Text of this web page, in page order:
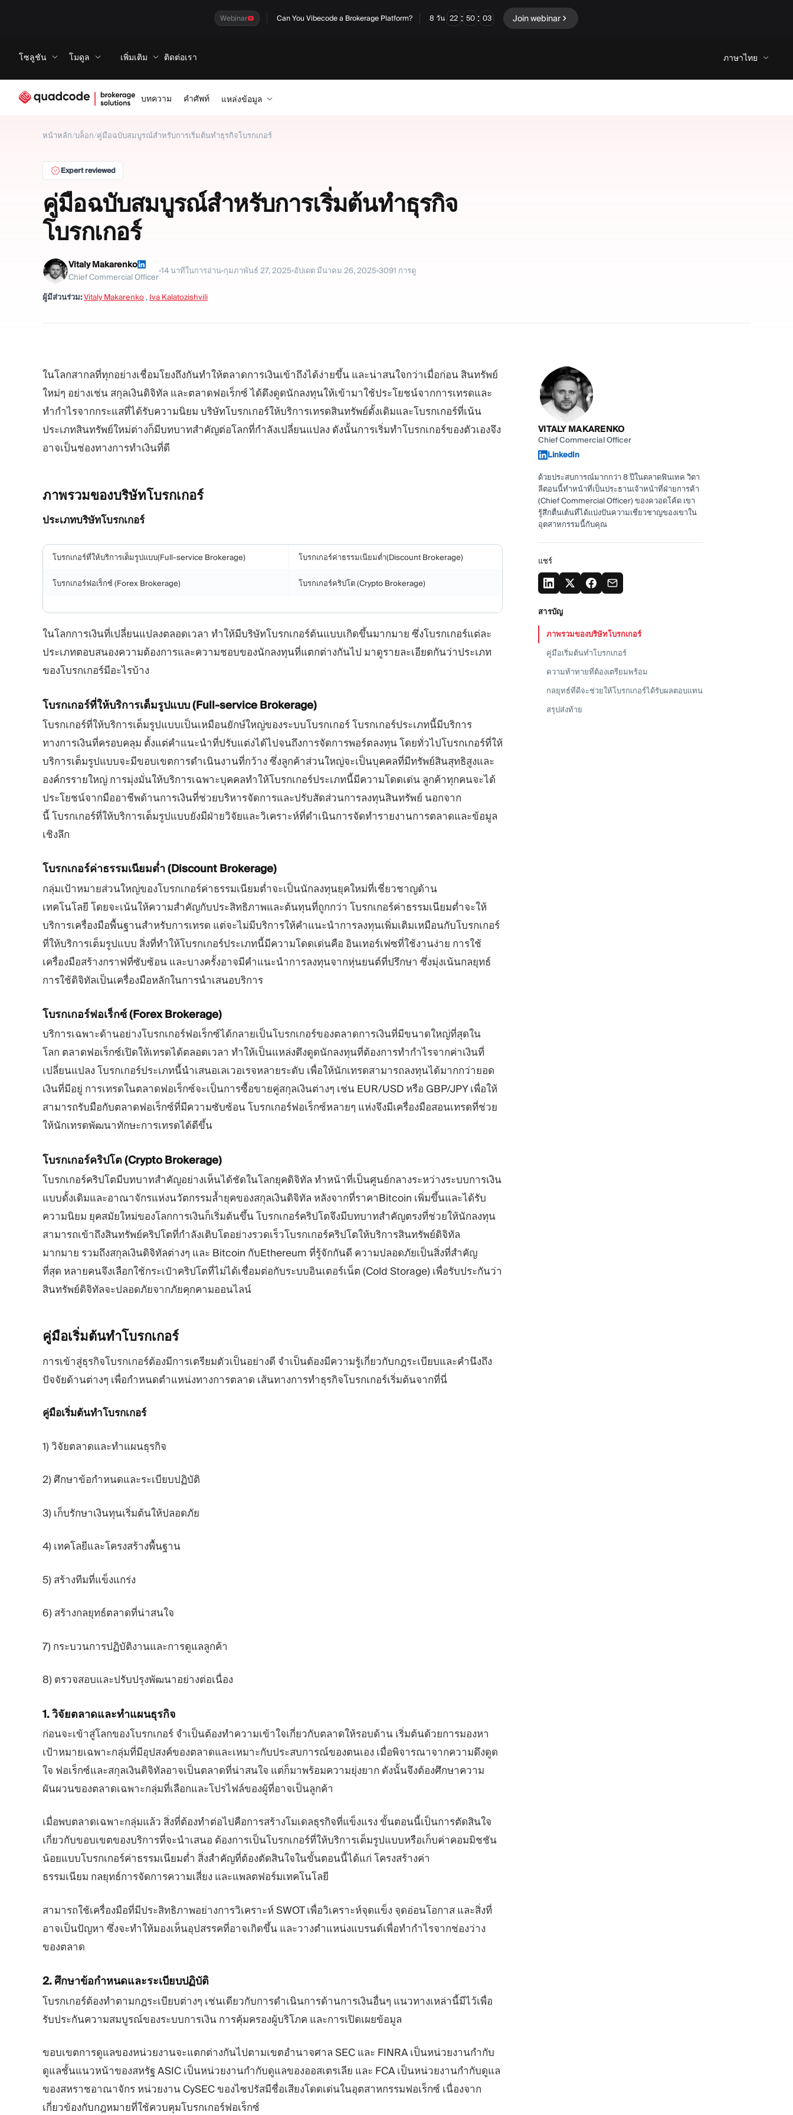
Webinar Can You Vibecode a Brokerage Platform? 8 วัน 22 : 50 : 03 Join webinar
โซลูชัน โมดูล เพิ่มเติม ติดต่อเรา ภาษาไทย
บทความ คำศัพท์ แหล่งข้อมูล
หน้าหลัก/บล็อก/คู่มือฉบับสมบูรณ์สำหรับการเริ่มต้นทำธุรกิจโบรกเกอร์
Expert reviewed
คู่มือฉบับสมบูรณ์สำหรับการเริ่มต้นทำธุรกิจ
โบรกเกอร์
Vitaly Makarenko
Chief Commercial Officer
14นาทีในการอ่าน กุมภาพันธ์ 27, 2025 อัปเดต มีนาคม 26, 2025 3091 การดู
ผู้มีส่วนร่วม:Vitaly Makarenko , Iva Kalatozishvili
ในโลกสากลที่ทุกอย่างเชื่อมโยงถึงกันทำให้ตลาดการเงินเข้าถึงได้ง่ายขึ้น และน่าสนใจกว่าเมื่อก่อน สินทรัพย์
ใหม่ๆ อย่างเช่น สกุลเงินดิจิทัล และตลาดฟอเร็กซ์ ได้ดึงดูดนักลงทุนให้เข้ามาใช้ประโยชน์จากการเทรดและ
ทำกำไรจากกระแสที่ได้รับความนิยม บริษัทโบรกเกอร์ให้บริการเทรดสินทรัพย์ดั้งเดิมและโบรกเกอร์ที่เน้น
ประเภทสินทรัพย์ใหม่ต่างก็มีบทบาทสำคัญต่อโลกที่กำลังเปลี่ยนแปลง ดังนั้นการเริ่มทำโบรกเกอร์ของตัวเองจึง
อาจเป็นช่องทางการทำเงินที่ดี
ภาพรวมของบริษัทโบรกเกอร์
ประเภทบริษัทโบรกเกอร์
โบรกเกอร์ที่ให้บริการเต็มรูปแบบ(Full-service Brokerage) โบรกเกอร์ค่าธรรมเนียมต่ำ(Discount Brokerage)
โบรกเกอร์ฟอเร็กซ์ (Forex Brokerage) โบรกเกอร์คริปโต (Crypto Brokerage)
ในโลกการเงินที่เปลี่ยนแปลงตลอดเวลา ทำให้มีบริษัทโบรกเกอร์ต้นแบบเกิดขึ้นมากมาย ซึ่งโบรกเกอร์แต่ละ
ประเภทตอบสนองความต้องการและความชอบของนักลงทุนที่แตกต่างกันไป มาดูรายละเอียดกันว่าประเภท
ของโบรกเกอร์มีอะไรบ้าง
โบรกเกอร์ที่ให้บริการเต็มรูปแบบ(Full-service Brokerage)
โบรกเกอร์ที่ให้บริการเต็มรูปแบบเป็นเหมือนยักษ์ใหญ่ของระบบโบรกเกอร์ โบรกเกอร์ประเภทนี้มีบริการ
ทางการเงินที่ครอบคลุม ตั้งแต่คำแนะนำที่ปรับแต่งได้ไปจนถึงการจัดการพอร์ตลงทุน โดยทั่วไปโบรกเกอร์ที่ให้
บริการเต็มรูปแบบจะมีขอบเขตการดำเนินงานที่กว้าง ซึ่งลูกค้าส่วนใหญ่จะเป็นบุคคลที่มีทรัพย์สินสุทธิสูงและ
องค์กรรายใหญ่ การมุ่งมั่นให้บริการเฉพาะบุคคลทำให้โบรกเกอร์ประเภทนี้มีความโดดเด่น ลูกค้าทุกคนจะได้
ประโยชน์จากมืออาชีพด้านการเงินที่ช่วยบริหารจัดการและปรับสัดส่วนการลงทุนสินทรัพย์ นอกจาก
นี้ โบรกเกอร์ที่ให้บริการเต็มรูปแบบยังมีฝ่ายวิจัยและวิเคราะห์ที่ดำเนินการจัดทำรายงานการตลาดและข้อมูล
เชิงลึก
โบรกเกอร์ค่าธรรมเนียมต่ำ(Discount Brokerage)
กลุ่มเป้าหมายส่วนใหญ่ของโบรกเกอร์ค่าธรรมเนียมต่ำจะเป็นนักลงทุนยุคใหม่ที่เชี่ยวชาญด้าน
เทคโนโลยี โดยจะเน้นให้ความสำคัญกับประสิทธิภาพและต้นทุนที่ถูกกว่า โบรกเกอร์ค่าธรรมเนียมต่ำจะให้
บริการเครื่องมือพื้นฐานสำหรับการเทรด แต่จะไม่มีบริการให้คำแนะนำการลงทุนเพิ่มเติมเหมือนกับโบรกเกอร์
ที่ให้บริการเต็มรูปแบบ สิ่งที่ทำให้โบรกเกอร์ประเภทนี้มีความโดดเด่นคือ อินเทอร์เฟซที่ใช้งานง่าย การใช้
เครื่องมือสร้างกราฟที่ซับซ้อน และบางครั้งอาจมีคำแนะนำการลงทุนจากหุ่นยนต์ที่ปรึกษา ซึ่งมุ่งเน้นกลยุทธ์
การใช้ดิจิทัลเป็นเครื่องมือหลักในการนำเสนอบริการ
โบรกเกอร์ฟอเร็กซ์(Forex Brokerage)
บริการเฉพาะด้านอย่างโบรกเกอร์ฟอเร็กซ์ได้กลายเป็นโบรกเกอร์ของตลาดการเงินที่มีขนาดใหญ่ที่สุดใน
โลก ตลาดฟอเร็กซ์เปิดให้เทรดได้ตลอดเวลา ทำให้เป็นแหล่งดึงดูดนักลงทุนที่ต้องการทำกำไรจากค่าเงินที่
เปลี่ยนแปลง โบรกเกอร์ประเภทนี้นำเสนอเลเวอเรจหลายระดับ เพื่อให้นักเทรดสามารถลงทุนได้มากกว่ายอด
เงินที่มีอยู่ การเทรดในตลาดฟอเร็กซ์จะเป็นการซื้อขายคู่สกุลเงินต่างๆ เช่น EUR/USD หรือ GBP/JPY เพื่อให้
สามารถรับมือกับตลาดฟอเร็กซ์ที่มีความซับซ้อน โบรกเกอร์ฟอเร็กซ์หลายๆ แห่งจึงมีเครื่องมือสอนเทรดที่ช่วย
ให้นักเทรดพัฒนาทักษะการเทรดได้ดีขึ้น
โบรกเกอร์คริปโต(Crypto Brokerage)
โบรกเกอร์คริปโตมีบทบาทสำคัญอย่างเห็นได้ชัดในโลกยุคดิจิทัล ทำหน้าที่เป็นศูนย์กลางระหว่างระบบการเงิน
แบบดั้งเดิมและอาณาจักรแห่งนวัตกรรมล้ำยุคของสกุลเงินดิจิทัล หลังจากที่ราคาBitcoin เพิ่มขึ้นและได้รับ
ความนิยม ยุคสมัยใหม่ของโลกการเงินก็เริ่มต้นขึ้น โบรกเกอร์คริปโตจึงมีบทบาทสำคัญตรงที่ช่วยให้นักลงทุน
สามารถเข้าถึงสินทรัพย์คริปโตที่กำลังเติบโตอย่างรวดเร็วโบรกเกอร์คริปโตให้บริการสินทรัพย์ดิจิทัล
มากมาย รวมถึงสกุลเงินดิจิทัลต่างๆ และ Bitcoin กับEthereum ที่รู้จักกันดี ความปลอดภัยเป็นสิ่งที่สำคัญ
ที่สุด หลายคนจึงเลือกใช้กระเป๋าคริปโตที่ไม่ได้เชื่อมต่อกับระบบอินเตอร์เน็ต (Cold Storage) เพื่อรับประกันว่า
สินทรัพย์ดิจิทัลจะปลอดภัยจากภัยคุกคามออนไลน์
คู่มือเริ่มต้นทำโบรกเกอร์
การเข้าสู่ธุรกิจโบรกเกอร์ต้องมีการเตรียมตัวเป็นอย่างดี จำเป็นต้องมีความรู้เกี่ยวกับกฎระเบียบและคำนึงถึง
ปัจจัยด้านต่างๆ เพื่อกำหนดตำแหน่งทางการตลาด เส้นทางการทำธุรกิจโบรกเกอร์เริ่มต้นจากที่นี่
คู่มือเริ่มต้นทำโบรกเกอร์
1) วิจัยตลาดและทำแผนธุรกิจ
2) ศึกษาข้อกำหนดและระเบียบปฏิบัติ
3) เก็บรักษาเงินทุนเริ่มต้นให้ปลอดภัย
4) เทคโลยีและโครงสร้างพื้นฐาน
5) สร้างทีมที่แข็งแกร่ง
6) สร้างกลยุทธ์ตลาดที่น่าสนใจ
7) กระบวนการปฏิบัติงานและการดูแลลูกค้า
8) ตรวจสอบและปรับปรุงพัฒนาอย่างต่อเนื่อง
1.วิจัยตลาดและทำแผนธุรกิจ
ก่อนจะเข้าสู่โลกของโบรกเกอร์ จำเป็นต้องทำความเข้าใจเกี่ยวกับตลาดให้รอบด้าน เริ่มต้นด้วยการมองหา
เป้าหมายเฉพาะกลุ่มที่มีอุปสงค์ของตลาดและเหมาะกับประสบการณ์ของตนเอง เมื่อพิจารณาจากความดึงดูด
ใจ ฟอเร็กซ์และสกุลเงินดิจิทัลอาจเป็นตลาดที่น่าสนใจ แต่ก็มาพร้อมความยุ่งยาก ดังนั้นจึงต้องศึกษาความ
ผันผวนของตลาดเฉพาะกลุ่มที่เลือกและโปรไฟล์ของผู้ที่อาจเป็นลูกค้า
เมื่อพบตลาดเฉพาะกลุ่มแล้ว สิ่งที่ต้องทำต่อไปคือการสร้างโมเดลธุรกิจที่แข็งแรง ขั้นตอนนี้เป็นการตัดสินใจ
เกี่ยวกับขอบเขตของบริการที่จะนำเสนอ ต้องการเป็นโบรกเกอร์ที่ให้บริการเต็มรูปแบบหรือเก็บค่าคอมมิชชัน
น้อยแบบโบรกเกอร์ค่าธรรมเนียมต่ำ สิ่งสำคัญที่ต้องตัดสินใจในขั้นตอนนี้ได้แก่ โครงสร้างค่า
ธรรมเนียม กลยุทธ์การจัดการความเสี่ยง และแพลตฟอร์มเทคโนโลยี
สามารถใช้เครื่องมือที่มีประสิทธิภาพอย่างการวิเคราะห์ SWOT เพื่อวิเคราะห์จุดแข็ง จุดอ่อนโอกาส และสิ่งที่
อาจเป็นปัญหา ซึ่งจะทำให้มองเห็นอุปสรรคที่อาจเกิดขึ้น และวางตำแหน่งแบรนด์เพื่อทำกำไรจากช่องว่าง
ของตลาด
2. ศึกษาข้อกำหนดและระเบียบปฏิบัติ
โบรกเกอร์ต้องทำตามกฎระเบียบต่างๆ เช่นเดียวกับการดำเนินการด้านการเงินอื่นๆ แนวทางเหล่านี้มีไว้เพื่อ
รับประกันความสมบูรณ์ของระบบการเงิน การคุ้มครองผู้บริโภค และการเปิดเผยข้อมูล
ขอบเขตการดูแลของหน่วยงานจะแตกต่างกันไปตามเขตอำนาจศาล SEC และ FINRA เป็นหน่วยงานกำกับ
ดูแลชั้นแนวหน้าของสหรัฐ ASIC เป็นหน่วยงานกำกับดูแลของออสเตรเลีย และ FCA เป็นหน่วยงานกำกับดูแล
ของสหราชอาณาจักร หน่วยงาน CySEC ของไซปรัสมีชื่อเสียงโดดเด่นในอุตสาหกรรมฟอเร็กซ์ เนื่องจาก
เกี่ยวข้องกับกฎหมายที่ใช้ควบคุมโบรกเกอร์ฟอเร็กซ์
VITALY MAKARENKO
Chief Commercial Officer
LinkedIn
ด้วยประสบการณ์มากกว่า 8 ปีในตลาดฟินเทค วิตา
ลีตอนนี้ทำหน้าที่เป็นประธานเจ้าหน้าที่ฝ่ายการค้า
(Chief Commercial Officer) ของควอดโค้ด เขา
รู้สึกตื่นเต้นที่ได้แบ่งปันความเชี่ยวชาญของเขาใน
อุตสาหกรรมนี้กับคุณ
แชร์
สารบัญ
ภาพรวมของบริษัทโบรกเกอร์
คู่มือเริ่มต้นทำโบรกเกอร์
ความท้าทายที่ต้องเตรียมพร้อม
กลยุทธ์ที่ดีจะช่วยให้โบรกเกอร์ได้รับผลตอบแทน
สรุปส่งท้าย